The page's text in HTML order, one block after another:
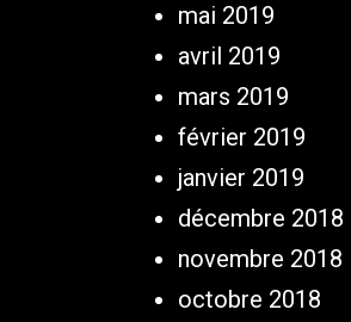
mai 2019
avril 2019
mars 2019
février 2019
janvier 2019
décembre 2018
novembre 2018
octobre 2018